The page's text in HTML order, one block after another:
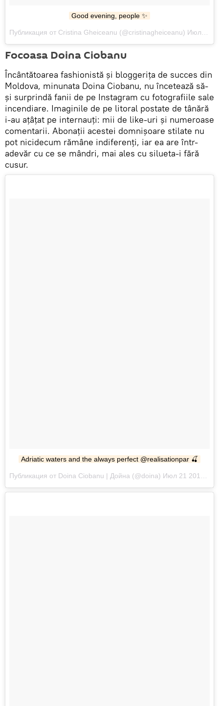
Good evening, people ✨
Focoasa Doina Ciobanu
Încântătoarea fashionistă și bloggerița de succes din
Moldova, minunata Doina Ciobanu, nu încetează să-
și surprindă fanii de pe Instagram cu fotografiile sale
incendiare. Imaginile de pe litoral postate de tânără
i-au ațâțat pe internauți: mii de like-uri și numeroase
comentarii. Abonații acestei domnișoare stilate nu
pot nicidecum rămâne indiferenți, iar ea are într-
adevăr cu ce se mândri, mai ales cu silueta-i fără
cusur.
Adriatic waters and the always perfect @realisationpar 🍒